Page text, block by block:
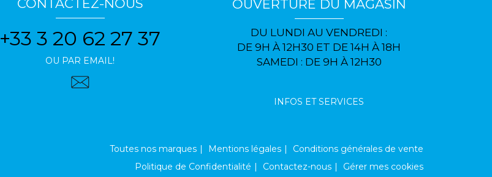
CONTACTEZ-NOUS
+33 3 20 62 27 37
OU PAR EMAIL!
OUVERTURE DU MAGASIN
DU LUNDI AU VENDREDI :
DE 9H À 12H30 ET DE 14H À 18H
SAMEDI : DE 9H À 12H30
INFOS ET SERVICES
Toutes nos marques Mentions légales
Conditions générales de vente
Politique de Confidentialité
Contactez-nous Gérer mes cookies